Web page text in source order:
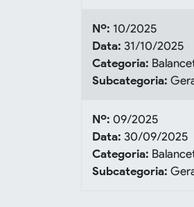
Nº: 10/2025
Data: 31/10/2025
Categoria:
Subcategoria:
Nº: 09/2025
Data: 30/09/2025
Categoria:
Subcategoria: